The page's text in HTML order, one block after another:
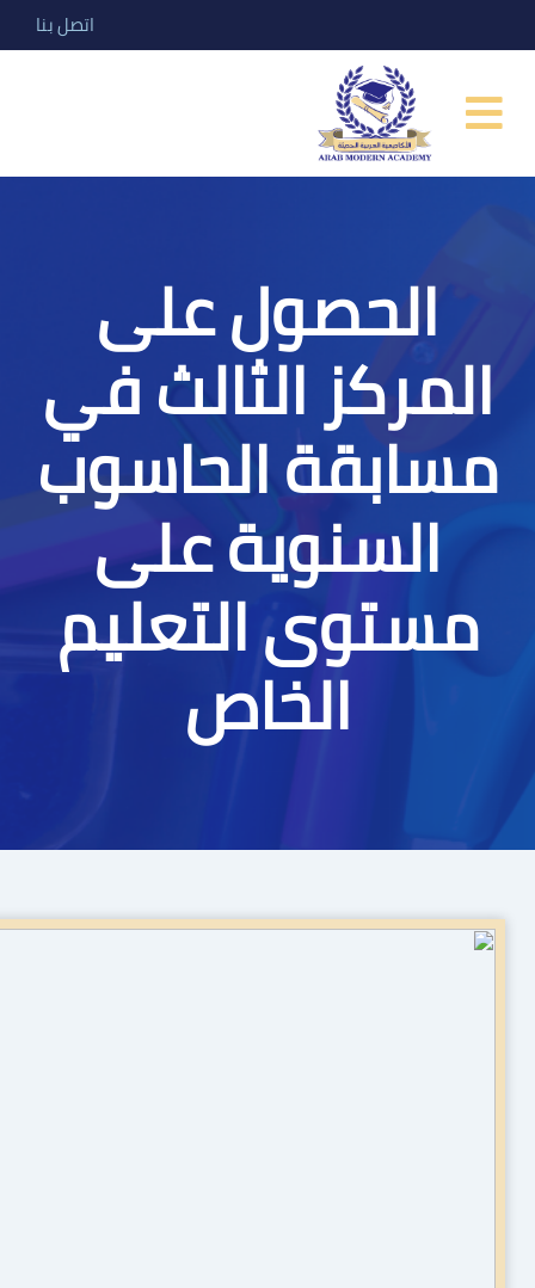
اتصل بنا
الحصول على
المركز الثالث في
مسابقة الحاسوب
السنوية على
مستوى التعليم
الخاص